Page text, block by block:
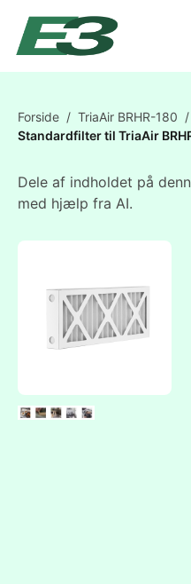
Forside / TriaAir BRHR-180 /
Standardfilter til TriaAir
Dele af indholdet på
med hjælp fra AI.